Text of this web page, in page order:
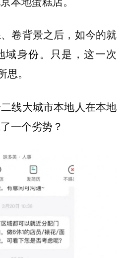
卷背景之后，如今的就
域身份。只是，这一次
。
线大城市本地人在本地
一个劣势？